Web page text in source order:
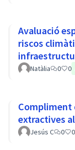
Avaluació
riscos
Natàlia 0 0
Compliment
extractives
Jesús C 0 0